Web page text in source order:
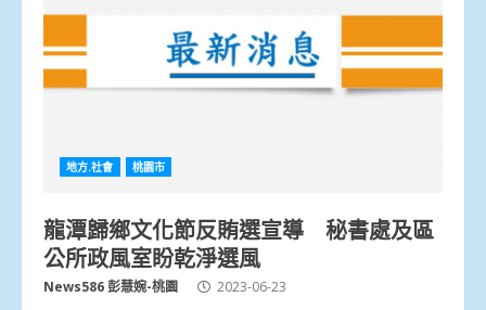
地方.社會 桃園市
龍潭歸鄉文化節反賄選宣導 秘書處及區
公所政風室盼乾淨選風
News586 彭慧婉-桃園 2023-06-23